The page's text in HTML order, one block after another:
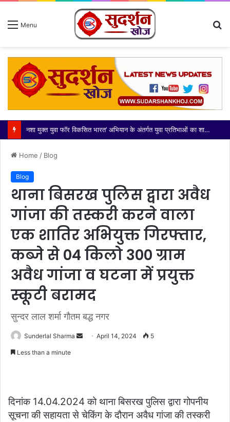
Menu
आज भारतीय किसान यूनियन मंच की कोर कमेटी ने दादरी तहसील के नवनियुक्त उपजिलाधिकारी (एसडीएम) श्री अभिनेंद्र सिंह जी का
Home / Blog
Blog
थाना बिसरख पुलिस द्वारा अवैध
गांजा की तस्करी करने वाला
एक शातिर अभियुक्त गिरफ्तार,
कब्जे से 04 किलो 300 ग्राम
अवैध गांजा व घटना में प्रयुक्त
स्कूटी बरामद
सुन्दर लाल शर्मा गौतम बद्ध नगर
Sunderlal Sharma
SendApril 14, 2024 5
Less than a minute
दिनांक 14.04.2024 को थाना बिसरख पुलिस द्वारा गोपनीय
सूचना की सहायता से चेकिंग के दौरान अवैध गांजा की तस्करी